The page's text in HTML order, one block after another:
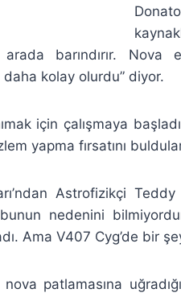
arada barındırır.
kolay olurdu” diyor.
için çalışmaya
yapma fırsatını
Astrofizikçi
nedenini
Ama V407 Cyg’de bir
patlamasına